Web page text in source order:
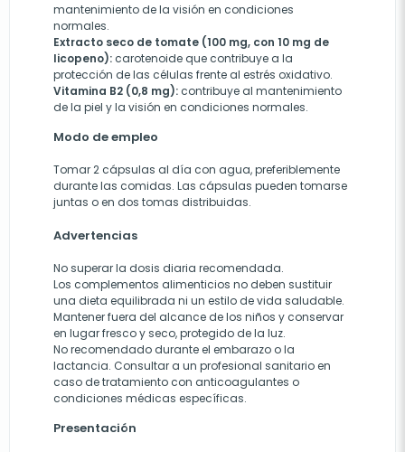
mantenimiento de la visión en condiciones
normales.
Extracto seco de tomate (100 mg, con 10 mg de
licopeno): carotenoide que contribuye a la
protección de las células frente al estrés oxidativo.
Vitamina B2 (0,8 mg): contribuye al mantenimiento
de la piel y la visión en condiciones normales.
Modo de empleo
Tomar 2 cápsulas al día con agua, preferiblemente
durante las comidas. Las cápsulas pueden tomarse
juntas o en dos tomas distribuidas.
Advertencias
No superar la dosis diaria recomendada.
Los complementos alimenticios no deben sustituir
una dieta equilibrada ni un estilo de vida saludable.
Mantener fuera del alcance de los niños y conservar
en lugar fresco y seco, protegido de la luz.
No recomendado durante el embarazo o la
lactancia. Consultar a un profesional sanitario en
caso de tratamiento con anticoagulantes o
condiciones médicas específicas.
Presentación